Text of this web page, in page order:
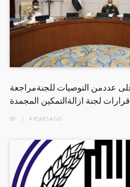
عددمن التوصيات للجنةمراجعة
قرارات لجنة ازالةالتمكين المجمدة
BY 4 YEARSAGO